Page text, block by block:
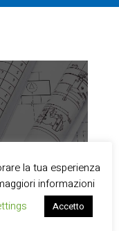
ciò che è
piano
la tua esperienza
informazioni
Accetto